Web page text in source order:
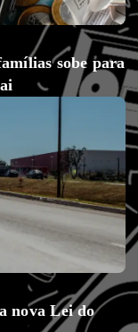
sobe para
nova Lei do